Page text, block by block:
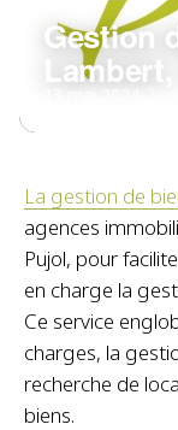
Gestion
13 mai 2024 2
La gestion de
agences
Pujol, pour
en charge la
Ce service
charges, la
recherche de
biens.